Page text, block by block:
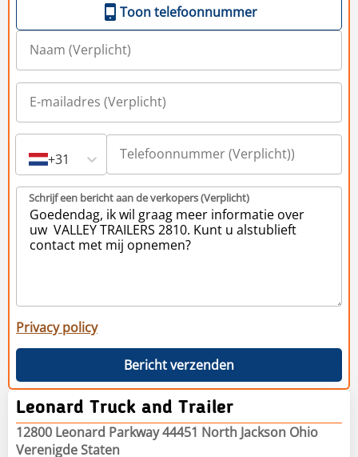
Toon telefoonnummer
+31
Schrijf een bericht aan de verkopers (Verplicht)
Privacy policy
Bericht verzenden
Leonard Truck and Trailer
12800 Leonard Parkway 44451 North Jackson Ohio
Verenigde Staten